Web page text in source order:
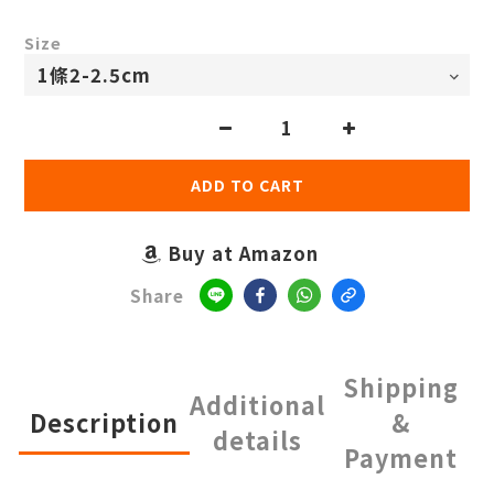
Size
ADD TO CART
Buy at Amazon
Share
Description
Additional
details
Shipping
&
Payment